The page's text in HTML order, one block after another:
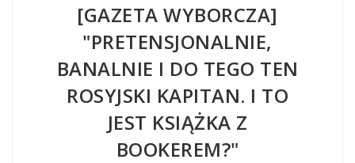
[GAZETA WYBORCZA]
"PRETENSJONALNIE,
BANALNIE I DO TEGO TEN
ROSYJSKI KAPITAN. I TO
JEST KSIĄŻKA Z
BOOKEREM?"